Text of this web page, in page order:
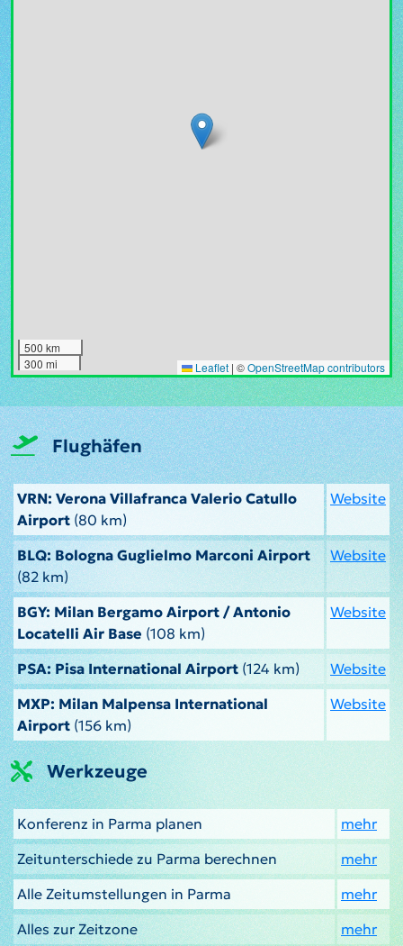
500 km
300 mi
Leaflet | ©OpenStreetMap contributors
Flughäfen
VRN: Verona Villafranca Valerio Catullo
Airport (80 km)
Website
BLQ: Bologna Guglielmo Marconi Airport
(82 km)
Website
BGY: Milan Bergamo Airport / Antonio
Locatelli Air Base (108 km)
Website
PSA: Pisa International Airport (124 km)
Website
MXP: Milan Malpensa International
Airport (156 km)
Website
Werkzeuge
Konferenz in Parma planen
mehr
Zeitunterschiede zu Parma berechnen
mehr
Alle Zeitumstellungen in Parma
mehr
Alles zur Zeitzone
mehr